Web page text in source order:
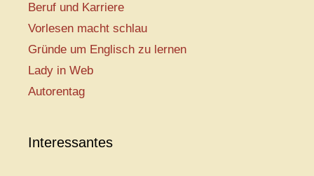
Beruf und Karriere
Vorlesen macht schlau
Gründe um Englisch zu lernen
Lady in Web
Autorentag
Interessantes